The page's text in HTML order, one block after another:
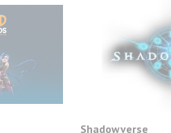
Shadowverse